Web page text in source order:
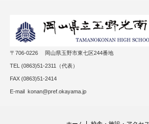
〒706-0226 岡山県玉野市東七区244番地
TEL (0863)51-2311（代表）
FAX (0863)51-2414
E-mail konan@pref.okayama.jp